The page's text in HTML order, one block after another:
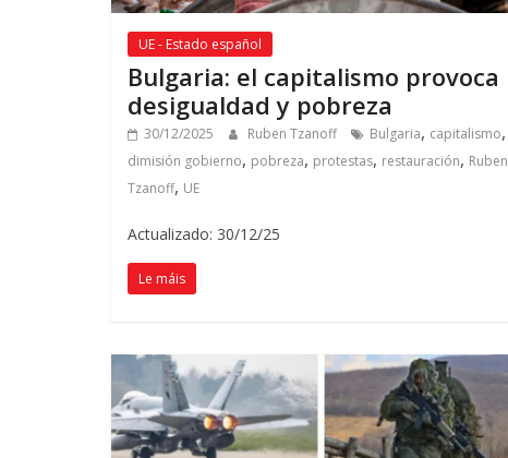
UE - Estado español
Bulgaria: el capitalismo provoca
desigualdad y pobreza
30/12/2025 Ruben Tzanoff Bulgaria, capitalismo,
dimisión gobierno, pobreza, protestas, restauración, Ruben
Tzanoff, UE
Actualizado: 30/12/25
Le máis